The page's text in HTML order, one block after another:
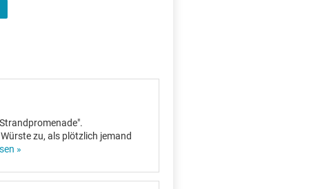
zu, als plötzlich jemand
»